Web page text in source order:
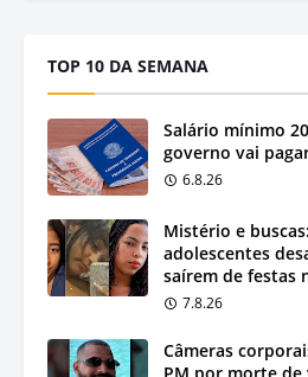
TOP 10 DA SEMANA
Salário mínimo
governo vai
6.8.26
Mistério e
adolescentes
saírem de festas
7.8.26
Câmeras
PM por morte de